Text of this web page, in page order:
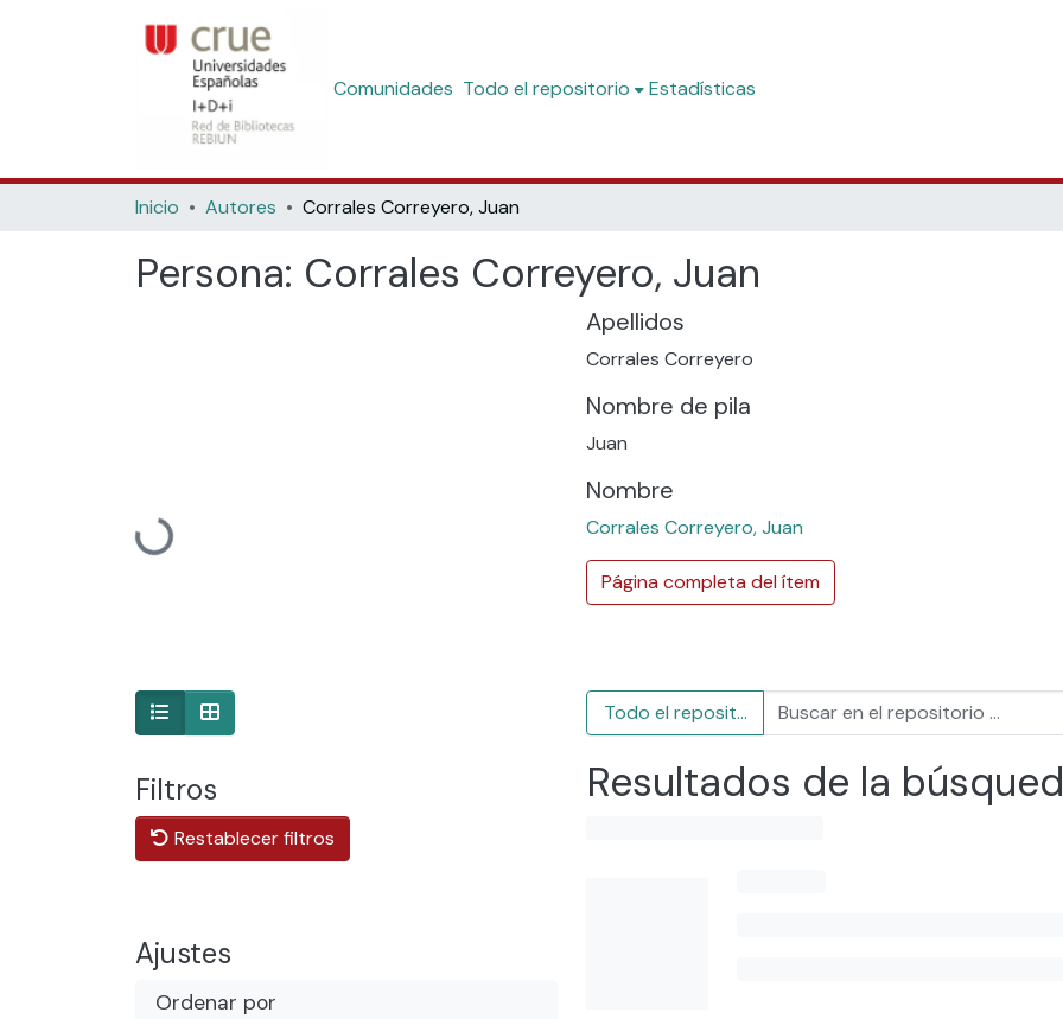
Comunidades Todo el repositorio Estadísticas
Inicio Autores Corrales Correyero, Juan
Persona: Corrales Correyero, Juan
Cargando...
Apellidos
Corrales Correyero
Nombre de pila
Juan
Nombre
Corrales Correyero, Juan
Página completa del ítem
Filtros
Restablecer filtros
Ajustes
Ordenar por
Todo el repositorio
Resultados de la